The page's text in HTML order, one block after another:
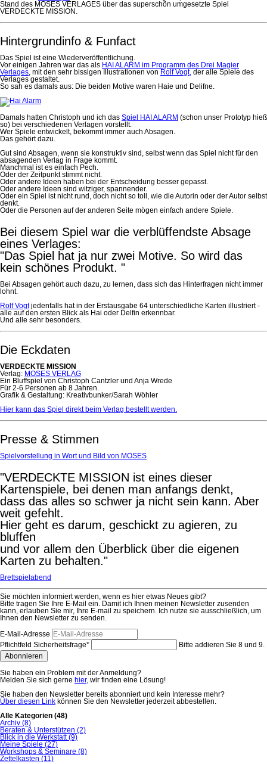
Stand des MOSES VERLAGES über das superschön umgesetzte Spiel
VERDECKTE MISSION.
Hintergrundinfo & Funfact
Das Spiel ist eine Wiederveröffentlichung.
Vor einigen Jahren war das als HAI ALARM im Programm des Drei Magier
Verlages, mit den sehr bissigen Illustrationen von Rolf Vogt, der alle Spiele des
Verlages gestaltet.
So sah es damals aus: Die beiden Motive waren Haie und Delifne.
Damals hatten Christoph und ich das Spiel HAI ALARM (schon unser Prototyp hieß
so) bei verschiedenen Verlagen vorstellt.
Wer Spiele entwickelt, bekommt immer auch Absagen.
Das gehört dazu.
Gut sind Absagen, wenn sie konstruktiv sind, selbst wenn das Spiel nicht für den
absagenden Verlag in Frage kommt.
Manchmal ist es einfach Pech.
Oder der Zeitpunkt stimmt nicht.
Oder andere Ideen haben bei der Entscheidung besser gepasst.
Oder andere Ideen sind witziger, spannender.
Oder ein Spiel ist nicht rund, doch nicht so toll, wie die Autorin oder der Autor selbst
denkt.
Oder die Personen auf der anderen Seite mögen einfach andere Spiele.
Bei diesem Spiel war die verblüffendste Absage
eines Verlages:
"Das Spiel hat ja nur zwei Motive. So wird das
kein schönes Produkt. "
Bei Absagen gehört auch dazu, zu lernen, dass sich das Hinterfragen nicht immer
lohnt.
Rolf Vogtjedenfalls hat in der Erstausgabe 64 unterschiedliche Karten illustriert -
alle auf den ersten Blick als Hai oder Delfin erkennbar.
Und alle sehr besonders.
Die Eckdaten
VERDECKTE MISSION
Verlag: MOSES VERLAG
Ein Bluffspiel von Christoph Cantzler und Anja Wrede
Für 2-6 Personen ab 8 Jahren.
Grafik & Gestaltung: Kreativbunker/Sarah Wöhler
Hier kann das Spiel direkt beim Verlag bestellt werden.
Presse & Stimmen
Spielvorstellung in Wort und Bild von MOSES
"VERDECKTE MISSION ist eines dieser
Kartenspiele, bei denen man anfangs denkt,
dass das alles so schwer ja nicht sein kann. Aber
weit gefehlt.
Hier geht es darum, geschickt zu agieren, zu
bluffen
und vor allem den Überblick über die eigenen
Karten zu behalten."
Brettspielabend
Sie möchten informiert werden, wenn es hier etwas Neues gibt?
Bitte tragen Sie Ihre E-Mail ein. Damit ich Ihnen meinen Newsletter zusenden
kann, erlauben Sie mir, Ihre E-mail zu speichern. Ich nutze sie ausschließlich, um
Ihnen den Newsletter zu senden.
E-Mail-Adresse
Pflichtfeld Sicherheitsfrage*
Bitte addieren Sie 8 und 9.
Abonnieren
Sie haben ein Problem mit der Anmeldung?
Melden Sie sich gerne hier, wir finden eine Lösung!
Sie haben den Newsletter bereits abonniert und kein Interesse mehr?
Über diesen Link können Sie den Newsletter jederzeit abbestellen.
Alle Kategorien (48)
Archiv (8)
Beraten & Unterstützen (2)
Blick in die Werkstatt (9)
Meine Spiele (27)
Workshops & Seminare (8)
Zettelkasten (11)